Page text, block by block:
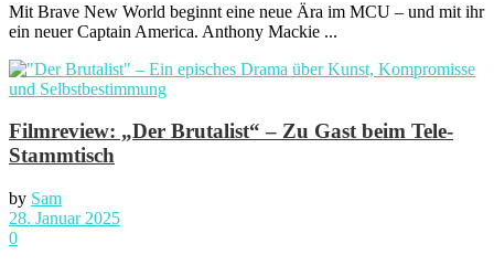
Mit Brave New World beginnt eine neue Ära im MCU – und mit ihr
ein neuer Captain America. Anthony Mackie ...
Filmreview: „Der Brutalist“ – Zu Gast beim Tele-
Stammtisch
by Sam
28. Januar 2025
0